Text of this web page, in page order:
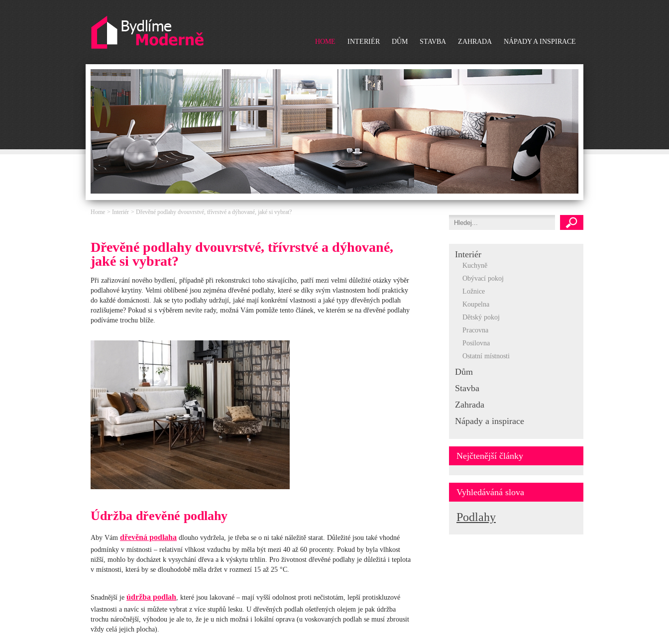
HOME INTERIÉR DŮM STAVBA ZAHRADA NÁPADY A INSPIRACE
Interiér
Kuchyně
Obývací pokoj
Ložnice
Koupelna
Dětský pokoj
Pracovna
Posilovna
Ostatní místnosti
Dům
Stavba
Zahrada
Nápady a inspirace
Nejčtenější články
Vyhledáváná slova
Podlahy
Home Interiér Dřevěné podlahy dvouvrstvé, třívrstvé a dýhované, jaké si vybrat?
Dřevěné podlahy dvouvrstvé, třívrstvé a dýhované,
jaké si vybrat?
Při zařizování nového bydlení, případně při rekonstrukci toho stávajícího, patří mezi velmi důležité otázky výběr
podlahové krytiny. Velmi oblíbené jsou zejména dřevěné podlahy, které se díky svým vlastnostem hodí prakticky
do každé domácnosti. Jak se tyto podlahy udržují, jaké mají konkrétní vlastnosti a jaké typy dřevěných podlah
rozlišujeme? Pokud si s výběrem nevíte rady, možná Vám pomůže tento článek, ve kterém se na dřevěné podlahy
podíváme trochu blíže.
Údržba dřevěné podlahy
Aby Vám dřevěná podlaha dlouho vydržela, je třeba se o ni také náležitě starat. Důležité jsou také vhodné
podmínky v místnosti – relativní vlhkost vzduchu by měla být mezi 40 až 60 procenty. Pokud by byla vlhkost
nižší, mohlo by docházet k vysychání dřeva a k výskytu trhlin. Pro životnost dřevěné podlahy je důležitá i teplota
v místnosti, která by se dlouhodobě měla držet v rozmezí 15 až 25 °C.
Snadnější je údržba podlah, které jsou lakované – mají vyšší odolnost proti nečistotám, lepší protiskluzové
vlastnosti a navíc si můžete vybrat z více stupňů lesku. U dřevěných podlah ošetřených olejem je pak údržba
trochu náročnější, výhodou je ale to, že je u nich možná i lokální oprava (u voskovaných podlah se musí zbrousit
vždy celá jejich plocha).